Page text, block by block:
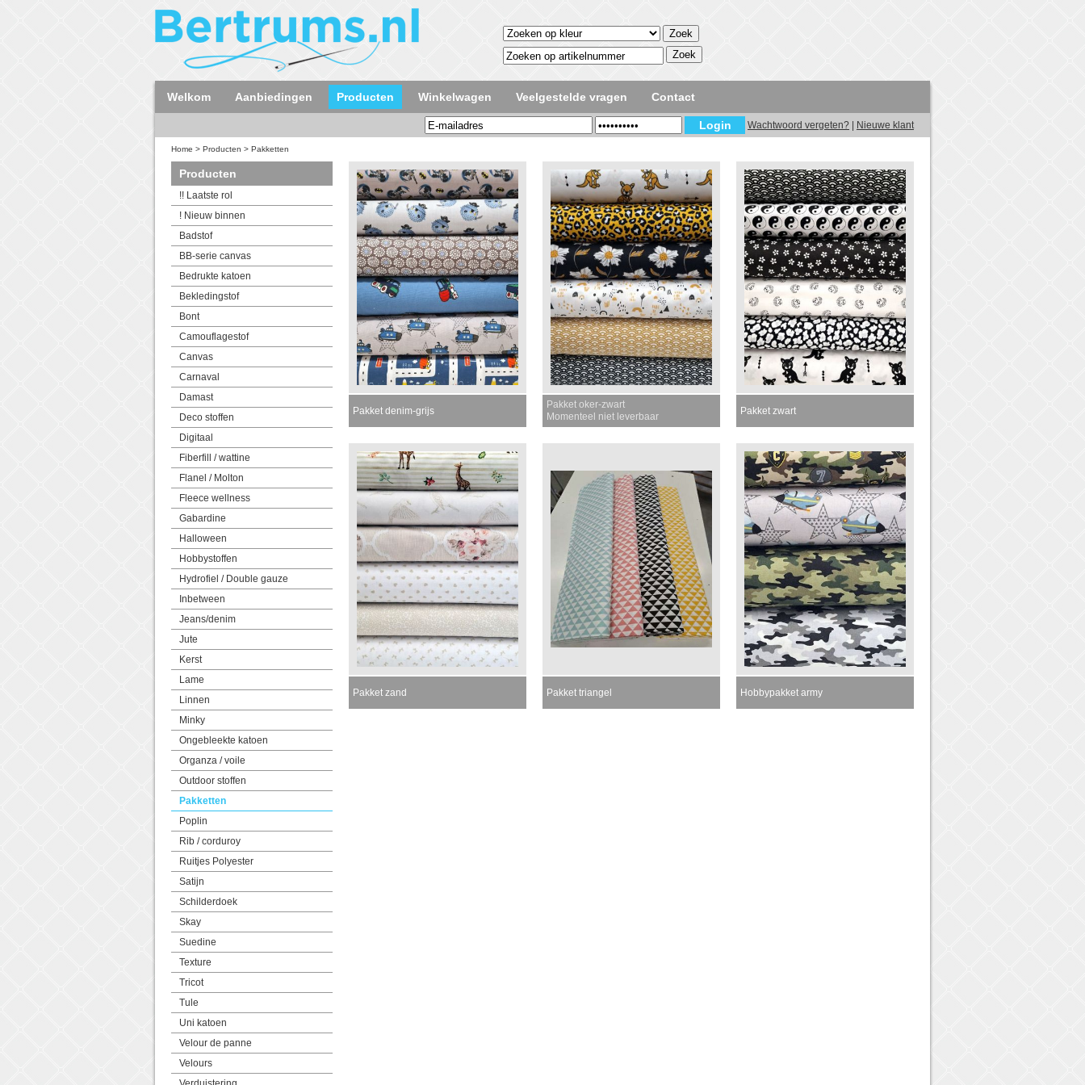
Welkom Aanbiedingen Producten Winkelwagen Veelgestelde vragen Contact
Wachtwoord vergeten? Nieuwe klant
Home > Producten > Pakketten
Producten
!! Laatste rol
! Nieuw binnen
Badstof
BB-serie canvas
Bedrukte katoen
Bekledingstof
Bont
Camouflagestof
Canvas
Carnaval
Damast
Deco stoffen
Digitaal
Fiberfill / wattine
Flanel / Molton
Fleece wellness
Gabardine
Halloween
Hobbystoffen
Hydrofiel / Double gauze
Inbetween
Jeans/denim
Jute
Kerst
Lame
Linnen
Minky
Ongebleekte katoen
Organza / voile
Outdoor stoffen
Pakketten
Poplin
Rib / corduroy
Ruitjes Polyester
Satijn
Schilderdoek
Skay
Suedine
Texture
Tricot
Tule
Uni katoen
Velour de panne
Velours
Pakket denim-grijs
Pakket oker-zwart
Momenteel niet leverbaar
Pakket zwart
Pakket zand Pakket triangel Hobbypakket army